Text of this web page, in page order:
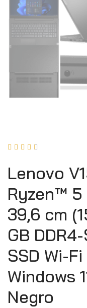
    
Lenovo
Ryzen™
39,6 cm
GB
SSD Wi-
Windows
Negro